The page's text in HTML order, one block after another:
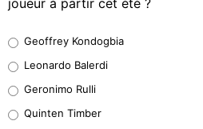
38%
32%
Geoffrey Kondogbia
Leonardo Balerdi
Geronimo Rulli
Quinten Timber